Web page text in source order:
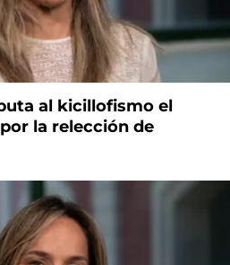
al kicillofismo el
la relección de